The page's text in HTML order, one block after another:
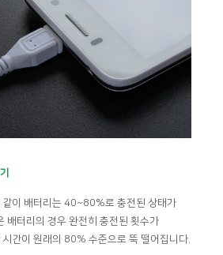
같이 배터리는 40~80%로 충전된 상태가
배터리의 경우 완전히 충전된 횟수가
간이 원래의 80% 수준으로 뚝 떨어집니다.